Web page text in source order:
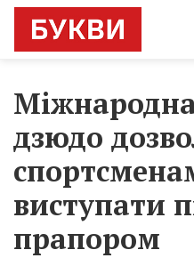
дзюдо
виступати
прапором